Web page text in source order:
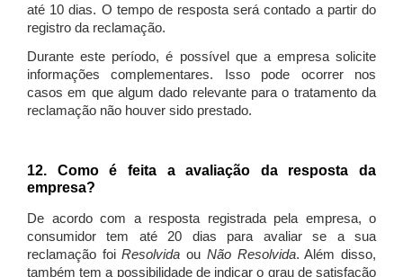
até 10 dias. O tempo de resposta será contado a partir do
registro da reclamação.
Durante este período, é possível que a empresa solicite
informações complementares. Isso pode ocorrer nos
casos em que algum dado relevante para o tratamento da
reclamação não houver sido prestado.
12. Como é feita a avaliação da resposta da
empresa?
De acordo com a resposta registrada pela empresa, o
consumidor tem até 20 dias para avaliar se a sua
reclamação foiResolvida ou Não Resolvida. Além disso,
também tem a possibilidade de indicar o grau de satisfação